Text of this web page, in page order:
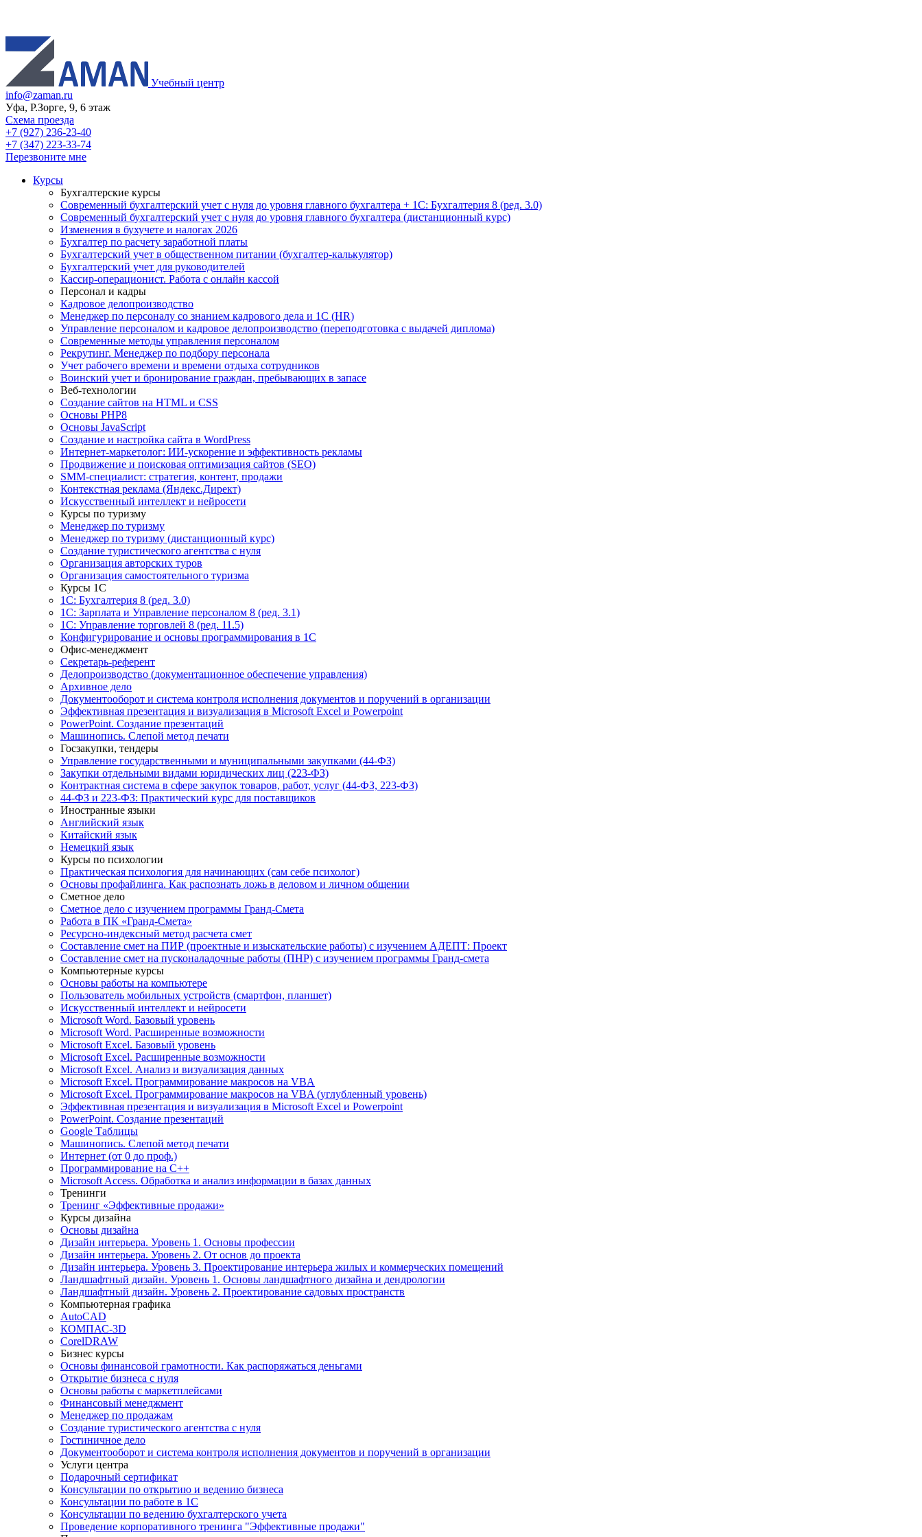
Учебный центр
info@zaman.ru
Уфа, Р.Зорге, 9, 6 этаж
Схема проезда
+7 (927) 236-23-40
+7 (347) 223-33-74
Перезвоните мне
Курсы
Бухгалтерские курсы
Современный бухгалтерский учет с нуля до уровня главного бухгалтера + 1С: Бухгалтерия 8 (ред. 3.0)
Современный бухгалтерский учет с нуля до уровня главного бухгалтера (дистанционный курс)
Изменения в бухучете и налогах 2026
Бухгалтер по расчету заработной платы
Бухгалтерский учет в общественном питании (бухгалтер-калькулятор)
Бухгалтерский учет для руководителей
Кассир-операционист. Работа с онлайн кассой
Персонал и кадры
Кадровое делопроизводство
Менеджер по персоналу со знанием кадрового дела и 1С (HR)
Управление персоналом и кадровое делопроизводство (переподготовка с выдачей диплома)
Современные методы управления персоналом
Рекрутинг. Менеджер по подбору персонала
Учет рабочего времени и времени отдыха сотрудников
Воинский учет и бронирование граждан, пребывающих в запасе
Веб-технологии
Создание сайтов на HTML и СSS
Основы PHP8
Основы JavaScript
Создание и настройка сайта в WordPress
Интернет-маркетолог: ИИ-ускорение и эффективность рекламы
Продвижение и поисковая оптимизация сайтов (SEO)
SMM-специалист: стратегия, контент, продажи
Контекстная реклама (Яндекс.Директ)
Искусственный интеллект и нейросети
Курсы по туризму
Менеджер по туризму
Менеджер по туризму (дистанционный курс)
Создание туристического агентства с нуля
Организация авторских туров
Организация самостоятельного туризма
Курсы 1С
1С: Бухгалтерия 8 (ред. 3.0)
1С: Зарплата и Управление персоналом 8 (ред. 3.1)
1С: Управление торговлей 8 (ред. 11.5)
Конфигурирование и основы программирования в 1С
Офис-менеджмент
Секретарь-референт
Делопроизводство (документационное обеспечение управления)
Архивное дело
Документооборот и система контроля исполнения документов и поручений в организации
Эффективная презентация и визуализация в Microsoft Excel и Powerpoint
PowerPoint. Создание презентаций
Машинопись. Слепой метод печати
Госзакупки, тендеры
Управление государственными и муниципальными закупками (44-ФЗ)
Закупки отдельными видами юридических лиц (223-ФЗ)
Контрактная система в сфере закупок товаров, работ, услуг (44-ФЗ, 223-ФЗ)
44-ФЗ и 223-ФЗ: Практический курс для поставщиков
Иностранные языки
Английский язык
Китайский язык
Немецкий язык
Курсы по психологии
Практическая психология для начинающих (сам себе психолог)
Основы профайлинга. Как распознать ложь в деловом и личном общении
Сметное дело
Сметное дело с изучением программы Гранд-Смета
Работа в ПК «Гранд-Смета»
Ресурсно-индексный метод расчета смет
Составление смет на ПИР (проектные и изыскательские работы) с изучением АДЕПТ: Проект
Составление смет на пусконаладочные работы (ПНР) с изучением программы Гранд-смета
Компьютерные курсы
Основы работы на компьютере
Пользователь мобильных устройств (смартфон, планшет)
Искусственный интеллект и нейросети
Microsoft Word. Базовый уровень
Microsoft Word. Расширенные возможности
Microsoft Excel. Базовый уровень
Microsoft Excel. Расширенные возможности
Microsoft Excel. Анализ и визуализация данных
Microsoft Excel. Программирование макросов на VBA
Microsoft Excel. Программирование макросов на VBA (углубленный уровень)
Эффективная презентация и визуализация в Microsoft Excel и Powerpoint
PowerPoint. Создание презентаций
Google Таблицы
Машинопись. Слепой метод печати
Интернет (от 0 до проф.)
Программирование на C++
Microsoft Access. Обработка и анализ информации в базах данных
Тренинги
Тренинг «Эффективные продажи»
Курсы дизайна
Основы дизайна
Дизайн интерьера. Уровень 1. Основы профессии
Дизайн интерьера. Уровень 2. От основ до проекта
Дизайн интерьера. Уровень 3. Проектирование интерьера жилых и коммерческих помещений
Ландшафтный дизайн. Уровень 1. Основы ландшафтного дизайна и дендрологии
Ландшафтный дизайн. Уровень 2. Проектирование садовых пространств
Компьютерная графика
AutoCAD
КОМПАС-3D
CorelDRAW
Бизнес курсы
Основы финансовой грамотности. Как распоряжаться деньгами
Открытие бизнеса с нуля
Основы работы с маркетплейсами
Финансовый менеджмент
Менеджер по продажам
Создание туристического агентства с нуля
Гостиничное дело
Документооборот и система контроля исполнения документов и поручений в организации
Услуги центра
Подарочный сертификат
Консультации по открытию и ведению бизнеса
Консультации по работе в 1С
Консультации по ведению бухгалтерского учета
Проведение корпоративного тренинга "Эффективные продажи"